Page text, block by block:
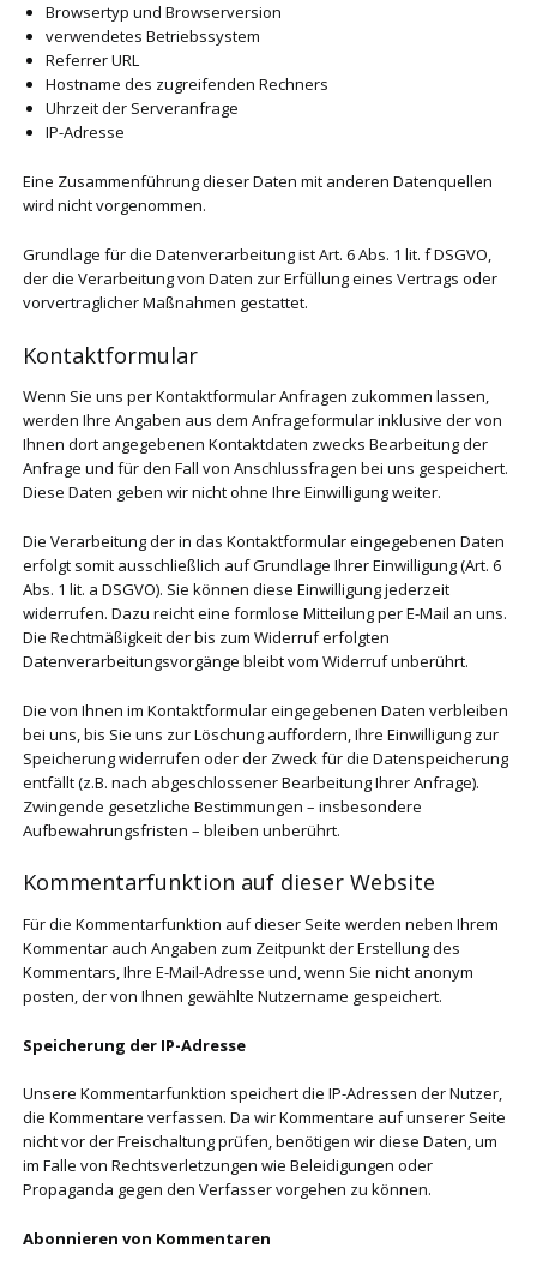
Browsertyp und Browserversion
verwendetes Betriebssystem
Referrer URL
Hostname des zugreifenden Rechners
Uhrzeit der Serveranfrage
IP-Adresse
Eine Zusammenführung dieser Daten mit anderen Datenquellen
wird nicht vorgenommen.
Grundlage für die Datenverarbeitung ist Art. 6 Abs. 1 lit. f DSGVO,
der die Verarbeitung von Daten zur Erfüllung eines Vertrags oder
vorvertraglicher Maßnahmen gestattet.
Kontaktformular
Wenn Sie uns per Kontaktformular Anfragen zukommen lassen,
werden Ihre Angaben aus dem Anfrageformular inklusive der von
Ihnen dort angegebenen Kontaktdaten zwecks Bearbeitung der
Anfrage und für den Fall von Anschlussfragen bei uns gespeichert.
Diese Daten geben wir nicht ohne Ihre Einwilligung weiter.
Die Verarbeitung der in das Kontaktformular eingegebenen Daten
erfolgt somit ausschließlich auf Grundlage Ihrer Einwilligung (Art. 6
Abs. 1 lit. a DSGVO). Sie können diese Einwilligung jederzeit
widerrufen. Dazu reicht eine formlose Mitteilung per E-Mail an uns.
Die Rechtmäßigkeit der bis zum Widerruf erfolgten
Datenverarbeitungsvorgänge bleibt vom Widerruf unberührt.
Die von Ihnen im Kontaktformular eingegebenen Daten verbleiben
bei uns, bis Sie uns zur Löschung auffordern, Ihre Einwilligung zur
Speicherung widerrufen oder der Zweck für die Datenspeicherung
entfällt (z.B. nach abgeschlossener Bearbeitung Ihrer Anfrage).
Zwingende gesetzliche Bestimmungen – insbesondere
Aufbewahrungsfristen – bleiben unberührt.
Kommentarfunktion auf dieser Website
Für die Kommentarfunktion auf dieser Seite werden neben Ihrem
Kommentar auch Angaben zum Zeitpunkt der Erstellung des
Kommentars, Ihre E-Mail-Adresse und, wenn Sie nicht anonym
posten, der von Ihnen gewählte Nutzername gespeichert.
Speicherung der IP-Adresse
Unsere Kommentarfunktion speichert die IP-Adressen der Nutzer,
die Kommentare verfassen. Da wir Kommentare auf unserer Seite
nicht vor der Freischaltung prüfen, benötigen wir diese Daten, um
im Falle von Rechtsverletzungen wie Beleidigungen oder
Propaganda gegen den Verfasser vorgehen zu können.
Abonnieren von Kommentaren